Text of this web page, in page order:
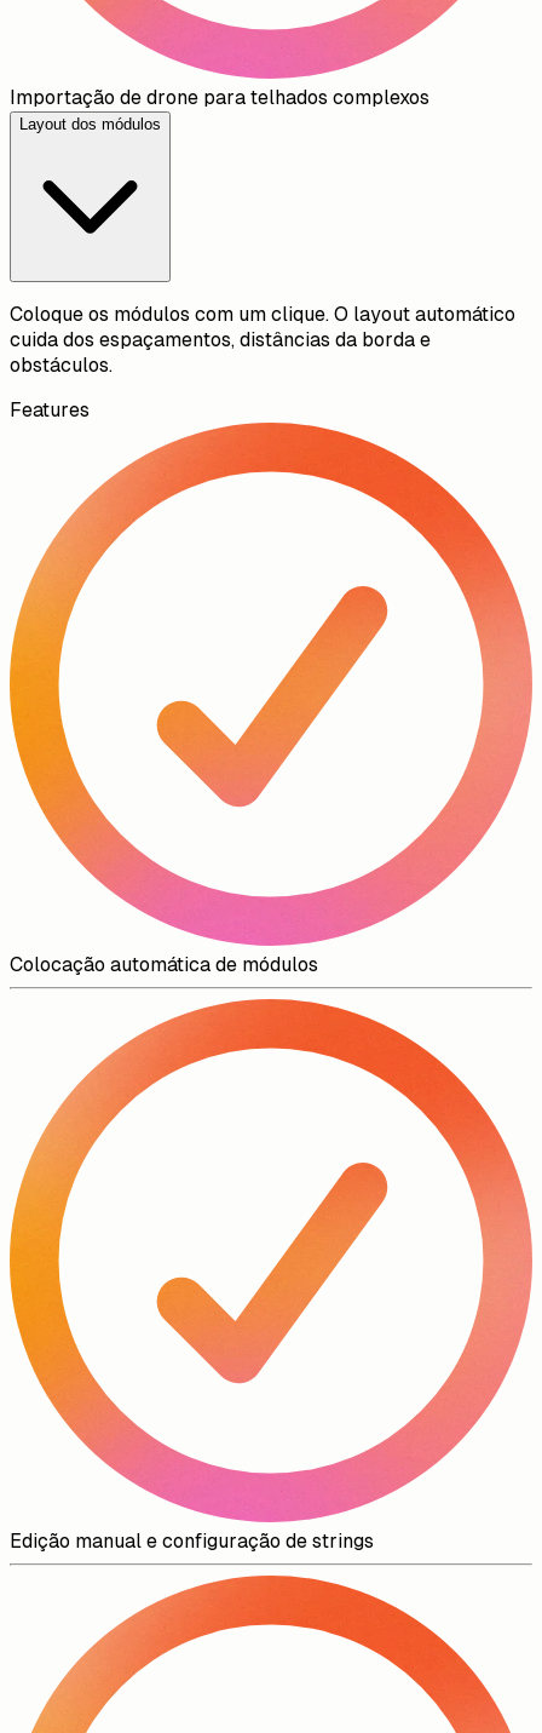
Importação de drone para telhados complexos
Layout dos módulos
Coloque os módulos com um clique. O layout automático
cuida dos espaçamentos, distâncias da borda e
obstáculos.
Features
Colocação automática de módulos
Edição manual e configuração de strings